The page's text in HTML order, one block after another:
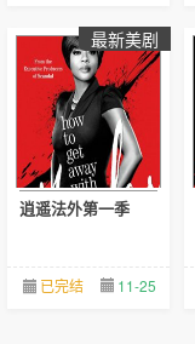
最新美剧
逍遥法外第一季
已完结 11-25